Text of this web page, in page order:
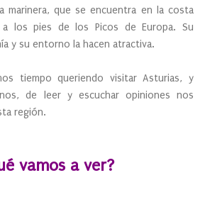
marinera, que se encuentra en la costa
los pies de los Picos de Europa. Su
y su entorno la hacen atractiva.
tiempo queriendo visitar Asturias, y
de leer y escuchar opiniones nos
región.
vamos a ver?